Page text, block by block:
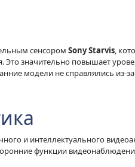
сенсором Sony Starvis,
значительно повышает
модели не справлялись из-
и интеллектуального
функции